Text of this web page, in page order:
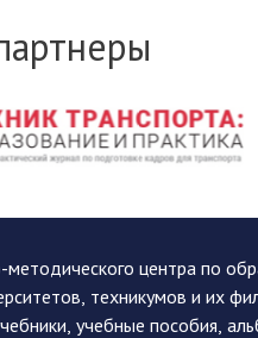
методического центра по
техникумов и их
учебные пособия,